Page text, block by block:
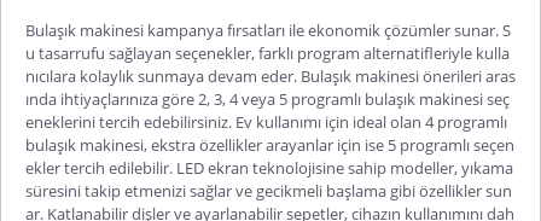
Bulaşık makinesi kampanyafırsatları ile ekonomik çözümler sunar. S
u tasarrufu sağlayan seçenekler, farklı program alternatifleriyle kulla
nıcılara kolaylık sunmaya devam eder. Bulaşık makinesi önerileriaras
ında ihtiyaçlarınıza göre 2, 3, 4 veya 5 programlı bulaşık makinesiseç
eneklerini tercih edebilirsiniz. Ev kullanımı için ideal olan 4 programlı
bulaşık makinesi, ekstra özellikler arayanlar için ise 5 programlı seçen
ekler tercih edilebilir. LED ekran teknolojisine sahip modeller, yıkama
süresini takip etmenizi sağlar ve gecikmeli başlama gibi özellikler sun
ar. Katlanabilir dişler ve ayarlanabilir sepetler, cihazın kullanımını dah